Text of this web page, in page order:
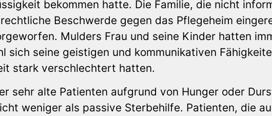
bekommen hatte. Die Familie, die nicht
Beschwerde gegen das Pflegeheim
Mulders Frau und seine Kinder hatten
sich seine geistigen und kommunikativen
stark verschlechtert hatten.
sehr alte Patienten aufgrund von Hunger oder
weniger als passive Sterbehilfe. Patienten, die